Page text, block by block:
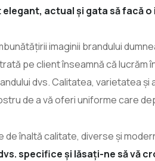
actual și gata să facă o
imaginii brandului
pe client înseamnă că lucrăm
dvs. Calitatea, varietatea și
de a vă oferi uniforme care
înaltă calitate, diverse și
specifice și lăsați-ne să vă